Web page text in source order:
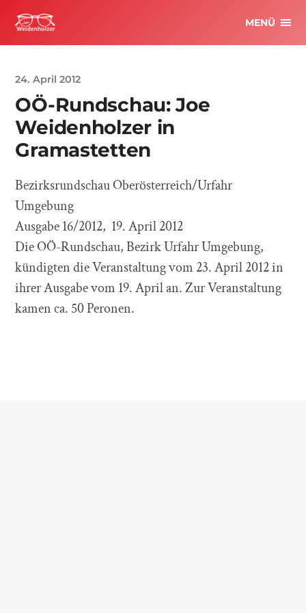
MENÜ
24. April 2012
OÖ-Rundschau: Joe
Weidenholzer in
Gramastetten
Bezirksrundschau Oberösterreich/Urfahr
Umgebung
Ausgabe 16/2012, 19. April 2012
Die OÖ-Rundschau, Bezirk Urfahr Umgebung,
kündigten die Veranstaltung vom 23. April 2012 in
ihrer Ausgabe vom 19. April an. Zur Veranstaltung
kamen ca. 50 Peronen.